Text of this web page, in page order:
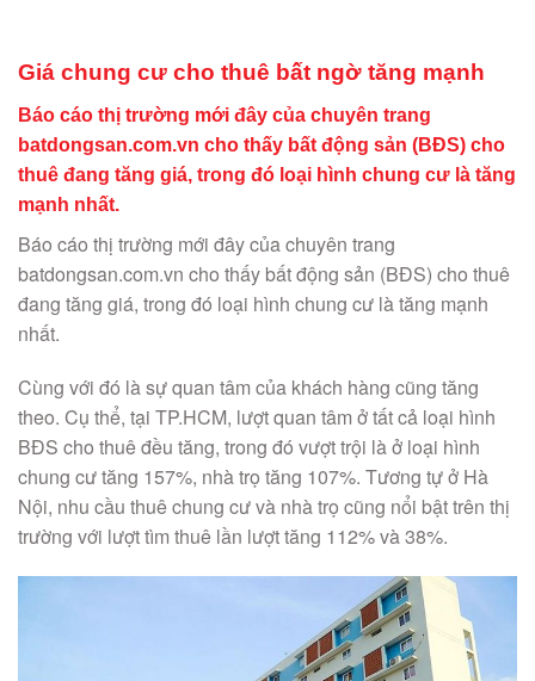
Giá chung cư cho thuê bất ngờ tăng mạnh
Báo cáo thị trường mới đây của chuyên trang
batdongsan.com.vn cho thấy bất động sản (BĐS) cho
thuê đang tăng giá, trong đó loại hình chung cư là tăng
mạnh nhất.
Báo cáo thị trường mới đây của chuyên trang
batdongsan.com.vn cho thấy bất động sản (BĐS) cho thuê
đang tăng giá, trong đó loại hình chung cư là tăng mạnh
nhất.
Cùng với đó là sự quan tâm của khách hàng cũng tăng
theo. Cụ thể, tại TP.HCM, lượt quan tâm ở tất cả loại hình
BĐS cho thuê đều tăng, trong đó vượt trội là ở loại hình
chung cư tăng 157%, nhà trọ tăng 107%. Tương tự ở Hà
Nội, nhu cầu thuê chung cư và nhà trọ cũng nổi bật trên thị
trường với lượt tìm thuê lần lượt tăng 112% và 38%.